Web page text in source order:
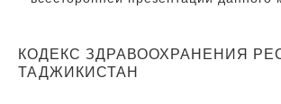
КОДЕКС ЗДРАВООХРАНЕНИЯ
ТАДЖИКИСТАН